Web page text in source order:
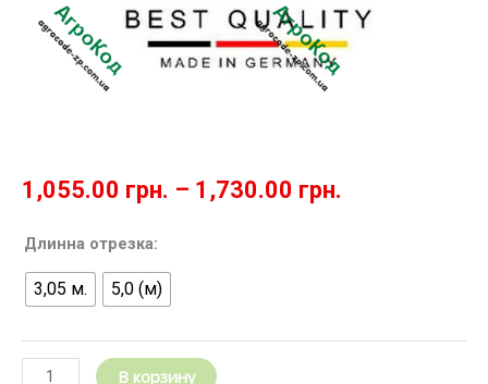
1,055.00 грн. – 1,730.00 грн.
Длинна отрезка:
3,05 м. 5,0 (м)
Количество
Роликовая
ПР-19.05-
3180
В корзину